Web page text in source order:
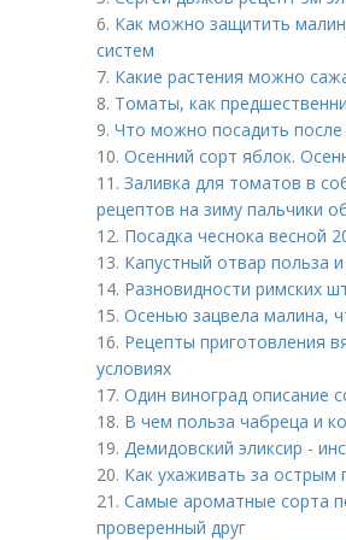
6. Как можно защитить
систем
7. Какие растения можно
8. Томаты, как
9. Что можно посадить
10. Осенний сорт яблок.
11. Заливка для томатов в
рецептов на зиму пальчики
12. Посадка чеснока весной
13. Капустный отвар польза
14. Разновидности римских
15. Осенью зацвела малина,
16. Рецепты приготовления
условиях
17. Один виноград описание
18. В чем польза чабреца и
19. Демидовский эликсир -
20. Как ухаживать за острым
21. Самые ароматные сорта
проверенный друг